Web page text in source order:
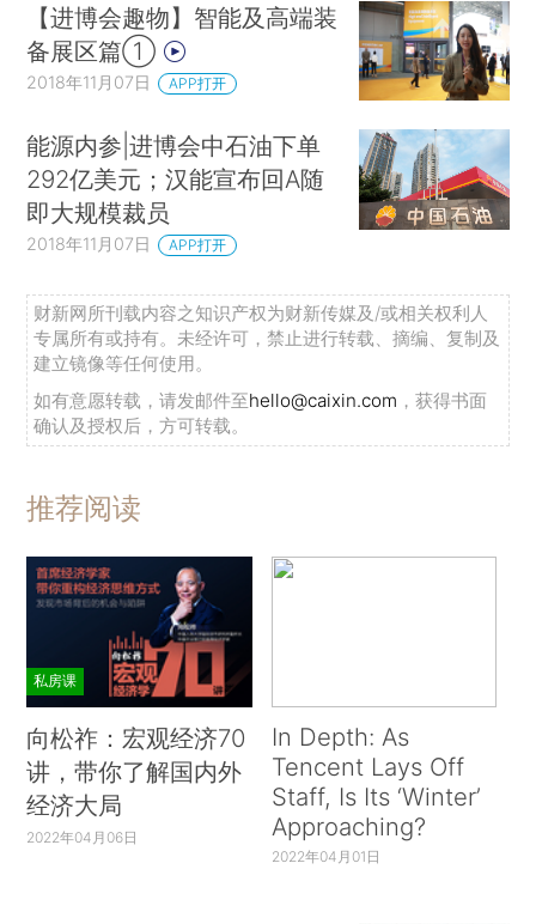
【进博会趣物】智能及高端装
备展区篇①
2018年11月07日 APP打开
能源内参|进博会中石油下单
292亿美元；汉能宣布回A随
即大规模裁员
2018年11月07日 APP打开
财新网所刊载内容之知识产权为财新传媒及/或相关权利人
专属所有或持有。未经许可，禁止进行转载、摘编、复制及
建立镜像等任何使用。
如有意愿转载，请发邮件至hello@caixin.com ，获得书面
确认及授权后，方可转载。
推荐阅读
私房课
向松祚：宏观经济70
讲，带你了解国内外
经济大局
2022年04月06日
In Depth: As
Tencent Lays Off
Staff, Is Its ‘Winter’
Approaching?
2022年04月01日